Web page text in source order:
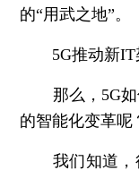
的“用武之地”。
5G推动新
那么，5G如
的智能化变革呢
我们知道，